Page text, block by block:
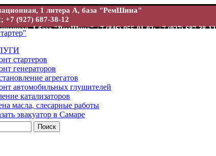
1 литера А, база "РемШина"
+7 (927) 687-38-12
1 база "РемШина" +7 (846) 955-01-02; +7 (927) 687-38-12
стартеров
генераторов
агрегатов
автомобильных глушителей
катализаторов
масла, слесарные работы
эвакуатор в Самаре
Увеличить
Поиск